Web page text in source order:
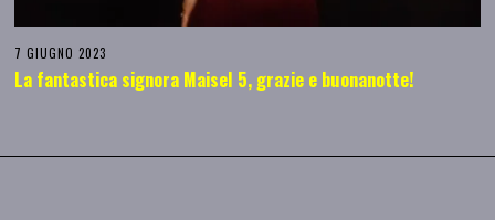
7 GIUGNO 2023
La fantastica signora Maisel 5, grazie e buonanotte!